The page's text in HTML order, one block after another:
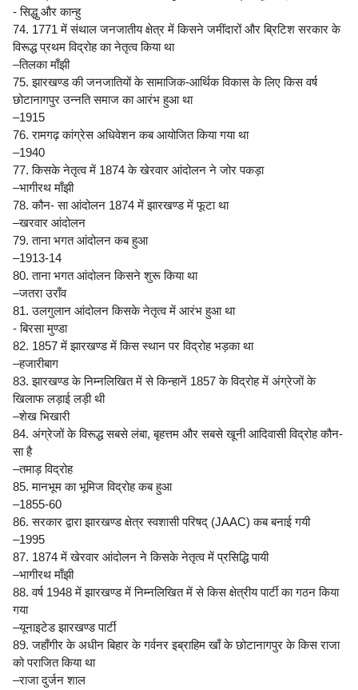
- सिद्धु और कान्हु
74. 1771 में संथाल जनजातीय क्षेत्र में किसने जमींदारों और ब्रिटिश सरकार के
विरूद्ध प्रथम विद्रोह का नेतृत्व किया था
–तिलका माँझी
75. झारखण्ड की जनजातियों के सामाजिक-आर्थिक विकास के लिए किस वर्ष
छोटानागपुर उन्नति समाज का आरंभ हुआ था
–1915
76. रामगढ़ कांग्रेस अधिवेशन कब आयोजित किया गया था
–1940
77. किसके नेतृत्व में 1874 के खेरवार आंदोलन ने जोर पकड़ा
–भागीरथ माँझी
78. कौन- सा आंदोलन 1874 में झारखण्ड में फूटा था
–खरवार आंदोलन
79. ताना भगत आंदोलन कब हुआ
–1913-14
80. ताना भगत आंदोलन किसने शुरू किया था
–जतरा उराँव
81. उलगुलान आंदोलन किसके नेतृत्व में आरंभ हुआ था
- बिरसा मुण्डा
82. 1857 में झारखण्ड में किस स्थान पर विद्रोह भड़का था
–हजारीबाग
83. झारखण्ड के निम्नलिखित में से किन्हानें 1857 के विद्रोह में अंग्रेजों के
खिलाफ लड़ाई लड़ी थी
–शेख भिखारी
84. अंग्रेजों के विरूद्ध सबसे लंबा, बृहत्तम और सबसे खूनी आदिवासी विद्रोह कौन-
सा है
–तमाड़ विद्रोह
85. मानभूम का भूमिज विद्रोह कब हुआ
–1855-60
86. सरकार द्वारा झारखण्ड क्षेत्र स्वशासी परिषद् (JAAC) कब बनाई गयी
–1995
87. 1874 में खेरवार आंदोलन ने किसके नेतृत्व में प्रसिद्धि पायी
–भागीरथ माँझी
88. वर्ष 1948 में झारखण्ड में निम्नलिखित में से किस क्षेत्रीय पार्टी का गठन किया
गया
–यूनाइटेड झारखण्ड पार्टी
89. जहाँगीर के अधीन बिहार के गर्वनर इब्राहिम खाँ के छोटानागपुर के किस राजा
को पराजित किया था
–राजा दुर्जन शाल